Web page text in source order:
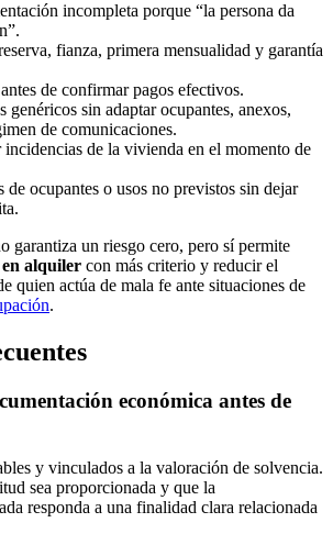
incompleta porque “la persona da
fianza, primera mensualidad y garantía
de confirmar pagos efectivos.
genéricos sin adaptar ocupantes, anexos,
de comunicaciones.
de la vivienda en el momento de
de ocupantes o usos no previstos sin dejar
garantiza un riesgo cero, pero sí permite
alquiler con más criterio y reducir el
quien actúa de mala fe ante situaciones de
.
económica antes de
y vinculados a la valoración de solvencia.
sea proporcionada y que la
responda a una finalidad clara relacionada